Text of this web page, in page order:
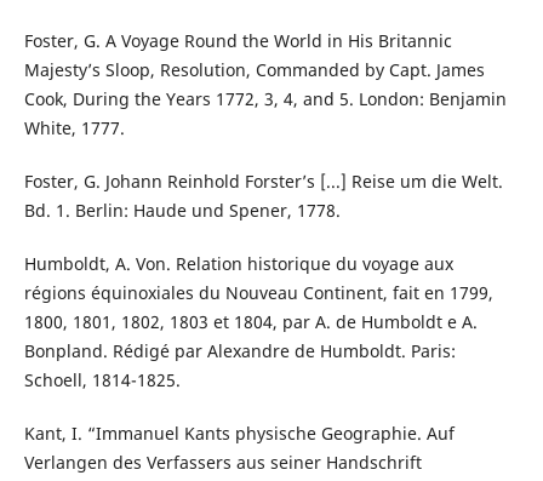
Foster, G. A Voyage Round the World in His Britannic
Majesty’s Sloop, Resolution, Commanded by Capt. James
Cook, During the Years 1772, 3, 4, and 5. London: Benjamin
White, 1777.
Foster, G. Johann Reinhold Forster’s [...] Reise um die Welt.
Bd. 1. Berlin: Haude und Spener, 1778.
Humboldt, A. Von. Relation historique du voyage aux
régions équinoxiales du Nouveau Continent, fait en 1799,
1800, 1801, 1802, 1803 et 1804, par A. de Humboldt e A.
Bonpland. Rédigé par Alexandre de Humboldt. Paris:
Schoell, 1814-1825.
Kant, I. “Immanuel Kants physische Geographie. Auf
Verlangen des Verfassers aus seiner Handschrift